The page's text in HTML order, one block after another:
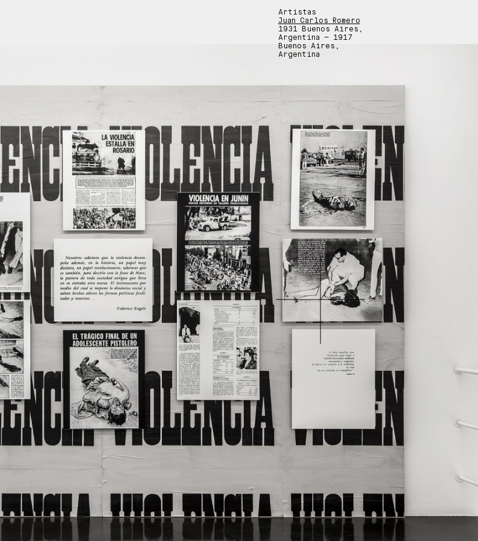
Artistas
Juan Carlos Romero
1931 Buenos Aires,
Argentina — 1917
Buenos Aires,
Argentina